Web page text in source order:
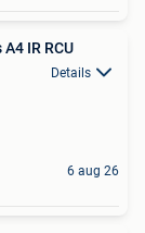
IR RCU
Details
6 aug 26